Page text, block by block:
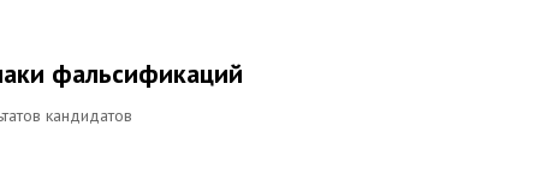
фальсификаций
кандидатов